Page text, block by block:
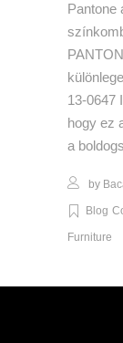
Pantone
13-0647
hogy ez
a
by
Blog
Furniture